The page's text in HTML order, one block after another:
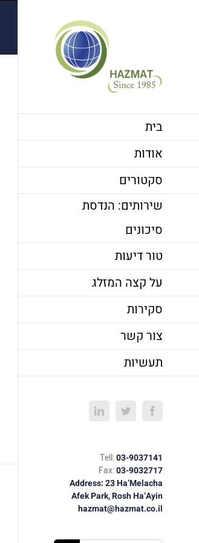
בית
אודות
סקטורים
שירותים: הנדסת
סיכונים
טור דיעות
על קצה המזלג
סקירות
צור קשר
תעשיות
Facebook
Twitter
LinkedIn
Tell:03-9037141
Fax:03-9032717
Address: 23 Ha’Melacha
Afek Park, Rosh Ha’Ayin
hazmat@hazmat.co.il